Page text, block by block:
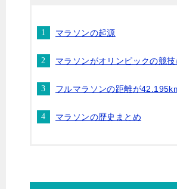
マラソンの起源
マラソンがオリンピックの競
フルマラソンの距離が
マラソンの歴史まとめ